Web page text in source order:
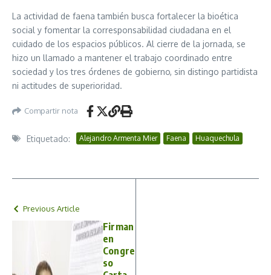
La actividad de faena también busca fortalecer la bioética
social y fomentar la corresponsabilidad ciudadana en el
cuidado de los espacios públicos. Al cierre de la jornada, se
hizo un llamado a mantener el trabajo coordinado entre
sociedad y los tres órdenes de gobierno, sin distingo partidista
ni actitudes de superioridad.
Compartir nota
Etiquetado: Alejandro Armenta Mier Faena Huaquechula
Previous Article
Firman
en
Congre
so